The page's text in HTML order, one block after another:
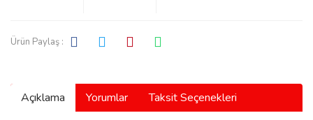
Ürün Paylaş :
Açıklama Yorumlar Taksit Seçenekleri